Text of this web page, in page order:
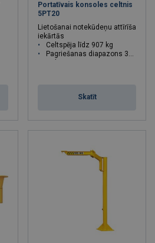
Portatīvais konsoles celtnis
5PT20
Lietošanai notekūdeņu attīrīšanas
iekārtās
Celtspēja līdz 907 kg
Pagriešanas diapazons 360°
Skatīt